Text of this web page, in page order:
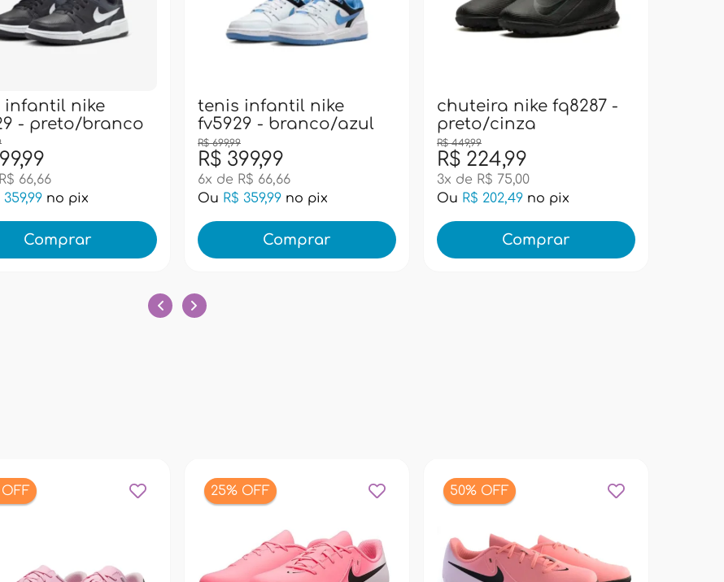
infantil nike
- preto/branco
66,66
359,99 no pix
Comprar
tenis infantil nike
fv5929 - branco/azul
R$ 399,99
R$ 699,99
6x de R$ 66,66
Ou R$ 359,99 no pix
Comprar
chuteira nike fq8287 -
preto/cinza
R$ 224,99
R$ 449,99
3x de R$ 75,00
Ou R$ 202,49 no pix
Comprar
OFF 25% OFF 50% OFF